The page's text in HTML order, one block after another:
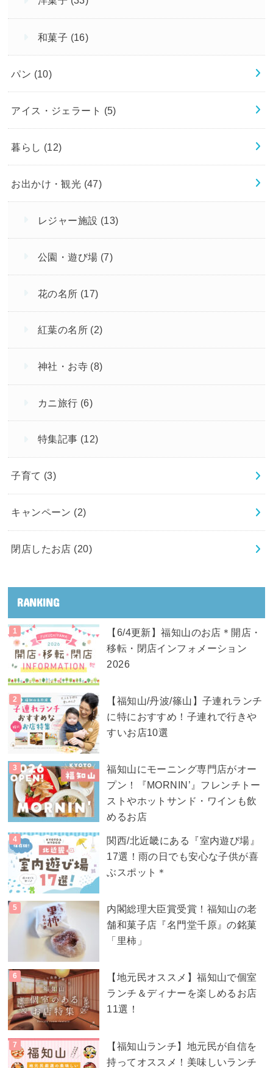
和菓子 (16)
パン (10)
アイス・ジェラート (5)
暮らし (12)
お出かけ・観光 (47)
レジャー施設 (13)
公園・遊び場 (7)
花の名所 (17)
紅葉の名所 (2)
神社・お寺 (8)
カニ旅行 (6)
特集記事 (12)
子育て (3)
キャンペーン (2)
閉店したお店 (20)
RANKING
【6/4更新】福知山のお店＊開店・
移転・閉店インフォメーション
2026
【福知山/丹波/篠山】子連れランチ
に特におすすめ！子連れで行きや
すいお店10選
福知山にモーニング専門店がオー
プン！『MORNIN’』フレンチトー
ストやホットサンド・ワインも飲
めるお店
関西/北近畿にある『室内遊び場』
17選！雨の日でも安心な子供が喜
ぶスポット＊
内閣総理大臣賞受賞！福知山の老
舗和菓子店『名門堂千原』の銘菓
「里柿」
【地元民オススメ】福知山で個室
ランチ＆ディナーを楽しめるお店
11選！
【福知山ランチ】地元民が自信を
持ってオススメ！美味しいランチ